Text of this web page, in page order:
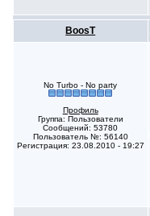
BoosT
No Turbo - No party
Профиль
Группа: Пользователи
Сообщений: 53780
Пользователь №: 56140
Регистрация: 23.08.2010 - 19:27